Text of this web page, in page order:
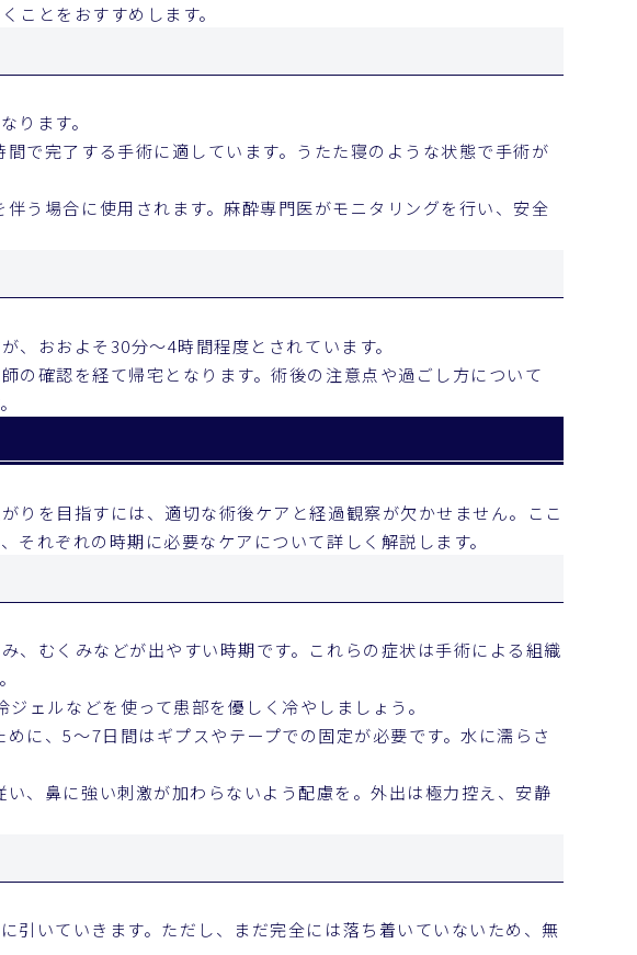
ことをおすすめします。
ります。
で完了する手術に適しています。うたた寝のような状態で手術が
う場合に使用されます。麻酔専門医がモニタリングを行い、安全
、おおよそ30分〜4時間程度とされています。
の確認を経て帰宅となります。術後の注意点や過ごし方について
りを目指すには、適切な術後ケアと経過観察が欠かせません。ここ
それぞれの時期に必要なケアについて詳しく解説します。
、むくみなどが出やすい時期です。これらの症状は手術による組織
ジェルなどを使って患部を優しく冷やしましょう。
めに、5〜7日間はギプスやテープでの固定が必要です。水に濡らさ
い、鼻に強い刺激が加わらないよう配慮を。外出は極力控え、安静
引いていきます。ただし、まだ完全には落ち着いていないため、無